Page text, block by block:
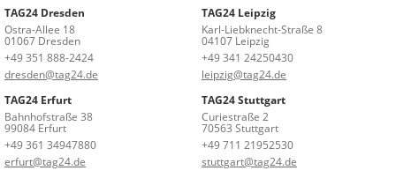
TAG24 Dresden
Ostra-Allee 18
01067 Dresden
+49 351 888-2424
dresden@tag24.de
TAG24 Leipzig
Karl-Liebknecht-Straße 8
04107 Leipzig
+49 341 24250430
leipzig@tag24.de
TAG24 Erfurt
Bahnhofstraße 38
99084 Erfurt
+49 361 34947880
erfurt@tag24.de
TAG24 Stuttgart
Curiestraße 2
70563 Stuttgart
+49 711 21952530
stuttgart@tag24.de